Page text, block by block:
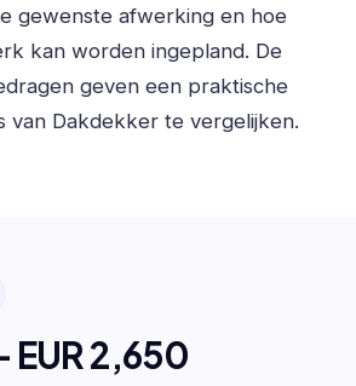
gewenste afwerking en hoe
kan worden ingepland. De
geven een praktische
van Dakdekker te vergelijken.
EUR 2,650